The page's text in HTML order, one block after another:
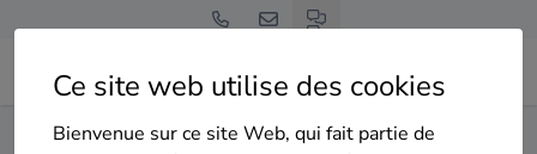
Ce site web utilise des cookies
Bienvenue sur ce site Web, qui fait partie de
Home Isolation de la toiture Liège Hamoir